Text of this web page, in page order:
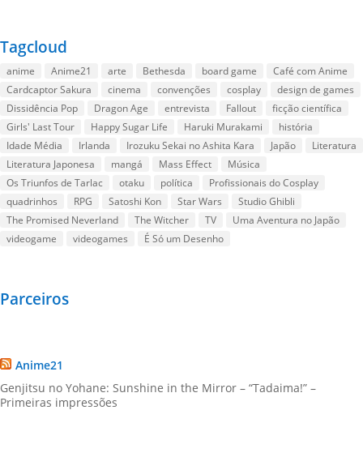
Tagcloud
anime Anime21 arte Bethesda board game
Café com Anime
Cardcaptor Sakura
cinema convenções cosplay
design de games
Dissidência Pop
Dragon Age entrevista Fallout
ficção científica
Girls' Last Tour
Happy Sugar Life Haruki Murakami
história
Idade Média
Irlanda Irozuku Sekai no Ashita Kara Japão
Literatura
Literatura Japonesa
mangá Mass Effect
Música
Os Triunfos de Tarlac
otaku política
Profissionais do Cosplay
quadrinhos
RPG Satoshi Kon Star Wars
Studio Ghibli
The Promised Neverland
The Witcher TV
Uma Aventura no Japão
videogame
videogames É Só um Desenho
Parceiros
Anime21
Genjitsu no Yohane: Sunshine in the Mirror – “Tadaima!” –
Primeiras impressões